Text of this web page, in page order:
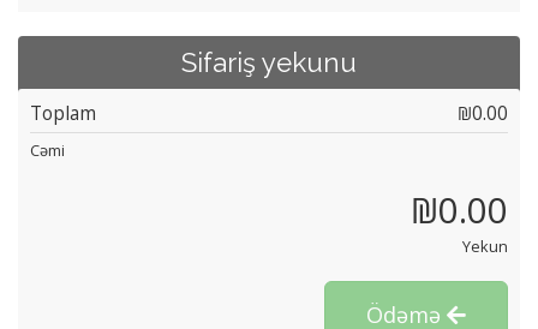
Sifariş yekunu
Toplam ₪0.00
Cəmi
₪0.00
Yekun
Ödəmə